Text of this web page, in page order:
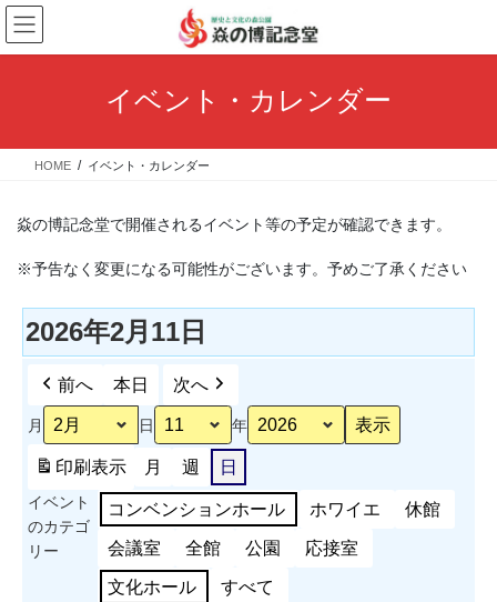
コ
ン
テ
ス
ナ
ビ
ゲ
ン
イベント・カレンダー
HOME イベント・カレンダー
焱の博記念堂で開催されるイベント等の予定が確認できます。
※予告なく変更になる可能性がございます。予めご了承ください
2026年2月11日
前へ 本日 次へ
月 日 年
印刷表示 月 週 日
イベント
のカテゴ
リー
コンベンションホール ホワイエ 休館
会議室 全館 公園 応接室
文化ホール すべて